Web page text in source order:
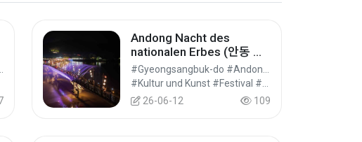
Andong Nacht des
nationalen Erbes (안동 국
가유산 야행 "월영야행")
26-06-12
109